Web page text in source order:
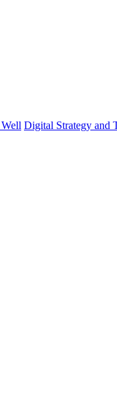
Digital Strategy and